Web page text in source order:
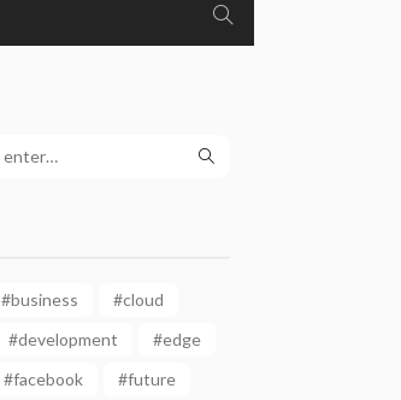
#business
#cloud
#development
#edge
#facebook
#future